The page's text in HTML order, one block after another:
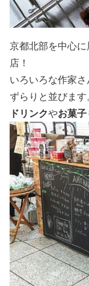
京都北部を中心
店 ！
いろいろな作家
ずらりと並びます
ドリンクやお菓子